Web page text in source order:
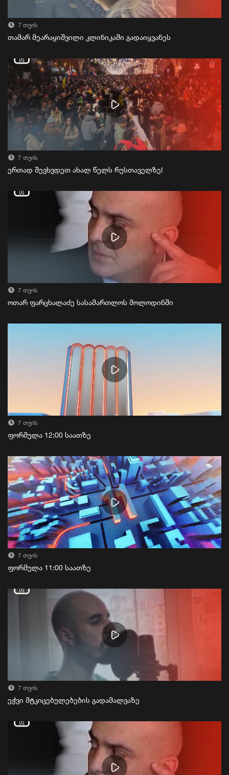
7 თვის
თამარ მეარაყიშვილი კლინიკაში გადაიყვანეს
7 თვის
ერთად შევხვდეთ ახალ წელს რუსთაველზე!
7 თვის
ოთარ ფარცხალაძე სასამართლოს მოლოდინში
7 თვის
ფორმულა 12:00 საათზე
7 თვის
ფორმულა 11:00 საათზე
7 თვის
ეჭვი მტკიცებულებების გადამალვაზე